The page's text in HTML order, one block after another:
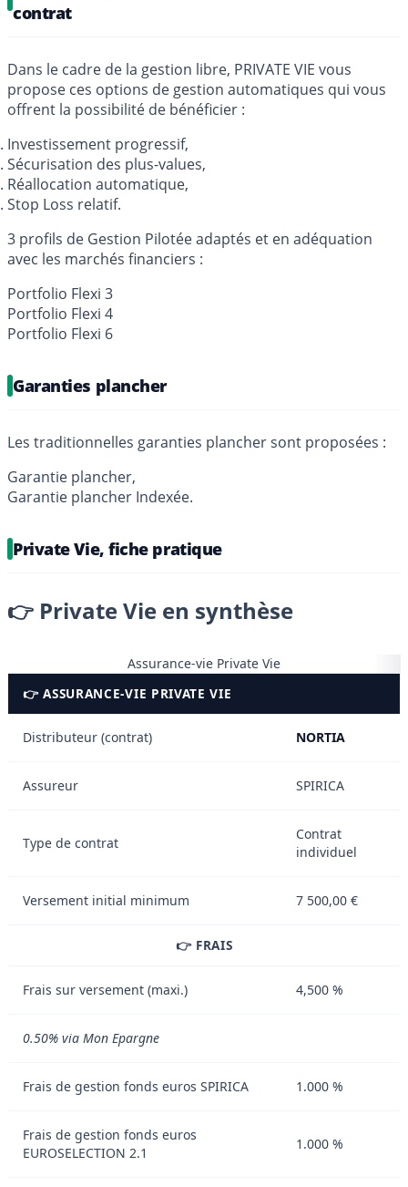
contrat
Dans le cadre de la gestion libre, PRIVATE VIE vous
propose ces options de gestion automatiques qui vous
offrent la possibilité de bénéficier :
Investissement progressif,
Sécurisation des plus-values,
Réallocation automatique,
Stop Loss relatif.
3 profils de Gestion Pilotée adaptés et en adéquation
avec les marchés financiers :
Portfolio Flexi 3
Portfolio Flexi 4
Portfolio Flexi 6
Garanties plancher
Les traditionnelles garanties plancher sont proposées :
Garantie plancher,
Garantie plancher Indexée.
Private Vie, fiche pratique
👉 Private Vie en synthèse
Assurance-vie Private Vie
👉 ASSURANCE-VIE PRIVATE VIE
Distributeur (contrat) NORTIA
Assureur SPIRICA
Type de contrat
Contrat
individuel
Versement initial minimum 7 500,00 €
👉 FRAIS
Frais sur versement (maxi.) 4,500 %
0.50% via Mon Epargne
Frais de gestion fonds euros SPIRICA 1.000 %
Frais de gestion fonds euros
EUROSELECTION 2.1
1.000 %